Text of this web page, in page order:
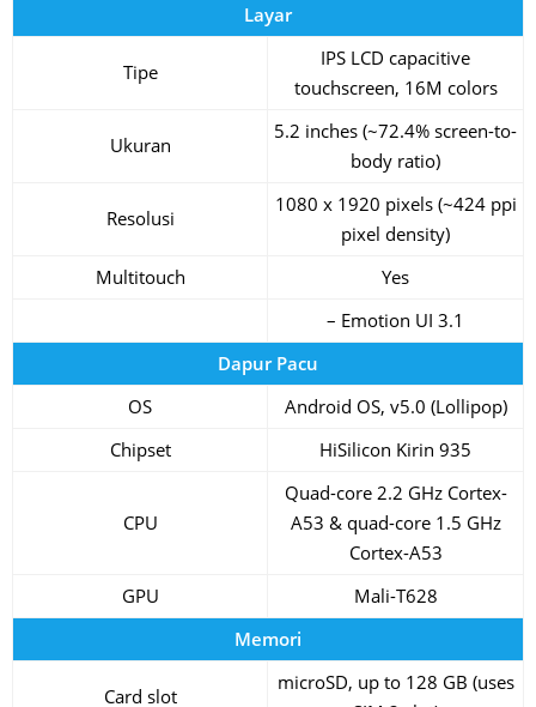
Layar
Tipe
IPS LCD capacitive
touchscreen, 16M colors
Ukuran
5.2 inches (~72.4% screen-to-
body ratio)
Resolusi
1080 x 1920 pixels (~424 ppi
pixel density)
Multitouch
Yes
– Emotion UI 3.1
Dapur Pacu
OS
Android OS, v5.0 (Lollipop)
Chipset
HiSilicon Kirin 935
CPU
Quad-core 2.2 GHz Cortex-
A53 & quad-core 1.5 GHz
Cortex-A53
GPU
Mali-T628
Memori
Card slot
microSD, up to 128 GB (uses